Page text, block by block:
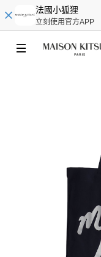
法國小狐狸
立刻使用官方APP